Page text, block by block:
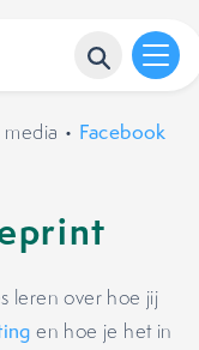
• Facebook
leren over hoe jij
en hoe je het in